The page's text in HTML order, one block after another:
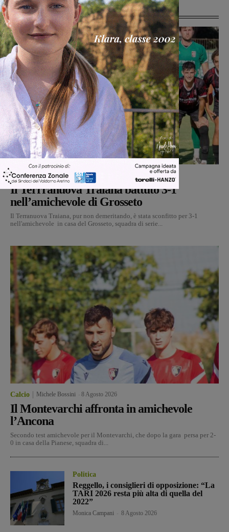
Ultime Notizie
Calcio Michele Bossini -8 Agosto 2026
Il Terrranuova Traiana battuto 3-1
nell’amichevole di Grosseto
Il Terranuova Traiana, pur non demeritando, è stata sconfitto per 3-1
nell'amichevole in casa del Grosseto, squadra di serie...
Calcio Michele Bossini 8 Agosto 2026
Il Montevarchi affronta in amichevole
l’Ancona
Secondo test amichevole per il Montevarchi, che dopo la gara persa per 2-
0 in casa della Pianese, squadra di...
Politica
Reggello, i consiglieri di opposizione: “La
TARI 2026 resta più alta di quella del
2022”
Monica Campani 8 Agosto 2026